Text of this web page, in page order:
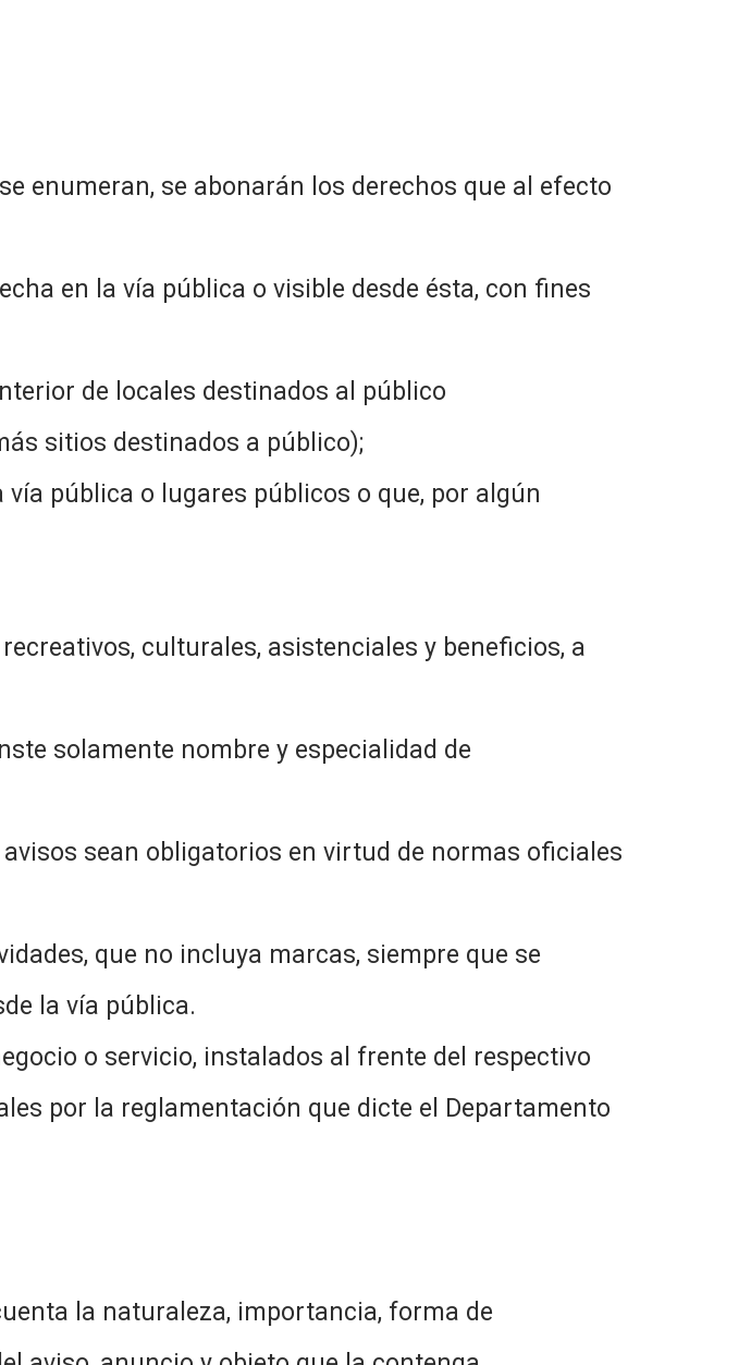
enumeran, se abonarán los derechos que al efecto
en la vía pública o visible desde ésta, con fines
de locales destinados al público
sitios destinados a público);
pública o lugares públicos o que, por algún
culturales, asistenciales y beneficios, a
solamente nombre y especialidad de
sean obligatorios en virtud de normas oficiales
que no incluya marcas, siempre que se
la vía pública.
o servicio, instalados al frente del respectivo
por la reglamentación que dicte el Departamento
la naturaleza, importancia, forma de